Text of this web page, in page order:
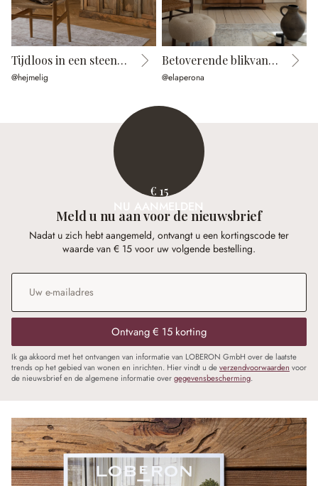
Tijdloos in een steenlook
@hejmelig
Betoverende blikvanger
@elaperona
€ 15
NU AANMELDEN
Meld u nu aan voor de nieuwsbrief
Nadat u zich hebt aangemeld, ontvangt u een kortingscode ter
waarde van € 15 voor uw volgende bestelling.
E-mailadres
Ontvang € 15 korting
Ik ga akkoord met het ontvangen van informatie van LOBERON GmbH over de laatste
trends op het gebied van wonen en inrichten. Hier vindt u deverzendvoorwaarden voor
de nieuwsbrief en de algemene informatie overgegevensbescherming.